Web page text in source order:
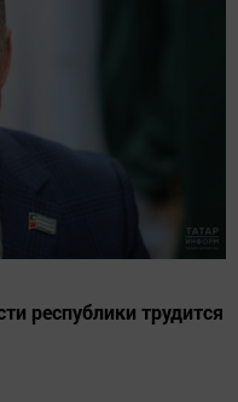
республики трудится